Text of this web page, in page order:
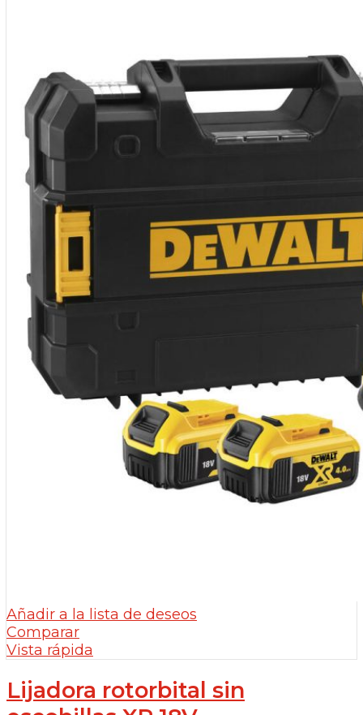
Añadir a la lista de deseos
Comparar
Vista rápida
Lijadora rotorbital sin